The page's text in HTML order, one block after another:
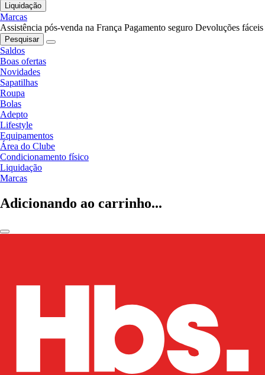
Liquidação
Marcas
Assistência pós-venda na França Pagamento seguro Devoluções fáceis
Pesquisar
Saldos
Boas ofertas
Novidades
Sapatilhas
Roupa
Bolas
Adepto
Lifestyle
Equipamentos
Área do Clube
Condicionamento físico
Liquidação
Marcas
Adicionando ao carrinho...